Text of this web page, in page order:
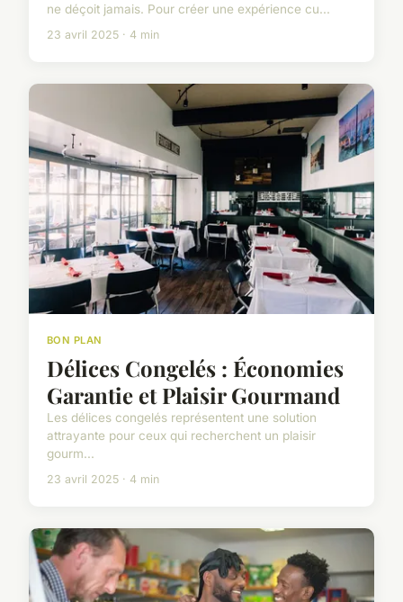
ne déçoit jamais. Pour créer une expérience cu...
23 avril 2025 · 4 min
BON PLAN
Délices Congelés : Économies
Garantie et Plaisir Gourmand
Les délices congelés représentent une solution
attrayante pour ceux qui recherchent un plaisir
gourm...
23 avril 2025 · 4 min